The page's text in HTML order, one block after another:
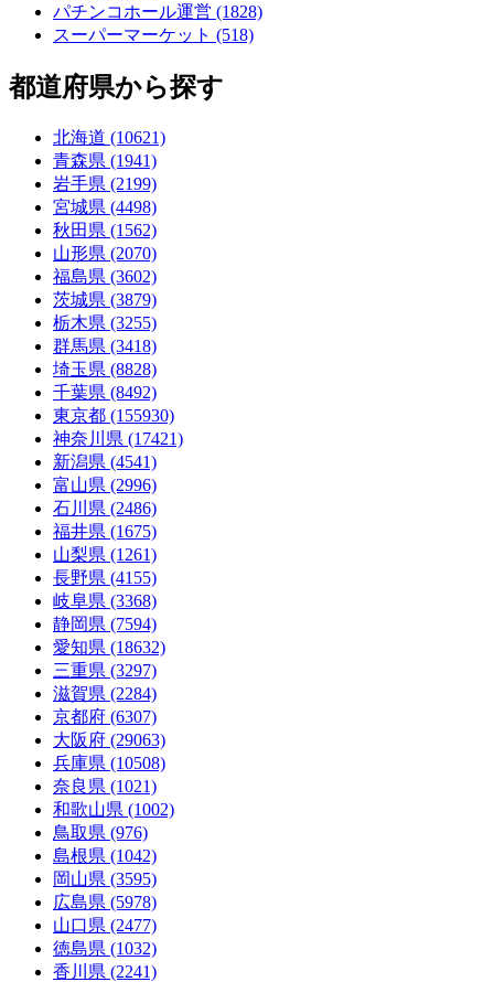
パチンコホール運営 (1828)
スーパーマーケット (518)
都道府県から探す
北海道 (10621)
青森県 (1941)
岩手県 (2199)
宮城県 (4498)
秋田県 (1562)
山形県 (2070)
福島県 (3602)
茨城県 (3879)
栃木県 (3255)
群馬県 (3418)
埼玉県 (8828)
千葉県 (8492)
東京都 (155930)
神奈川県 (17421)
新潟県 (4541)
富山県 (2996)
石川県 (2486)
福井県 (1675)
山梨県 (1261)
長野県 (4155)
岐阜県 (3368)
静岡県 (7594)
愛知県 (18632)
三重県 (3297)
滋賀県 (2284)
京都府 (6307)
大阪府 (29063)
兵庫県 (10508)
奈良県 (1021)
和歌山県 (1002)
鳥取県 (976)
島根県 (1042)
岡山県 (3595)
広島県 (5978)
山口県 (2477)
徳島県 (1032)
香川県 (2241)